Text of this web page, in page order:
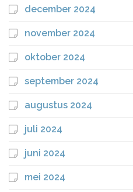
december 2024
november 2024
oktober 2024
september 2024
augustus 2024
juli 2024
juni 2024
mei 2024